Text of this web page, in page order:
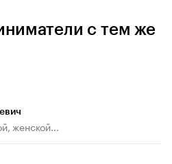
с тем же
женской...